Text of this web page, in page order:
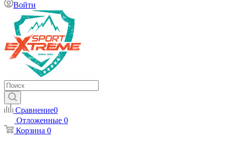
Войти
Сравнение0
Отложенные 0
Корзина 0